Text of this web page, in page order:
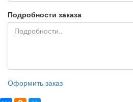
Подробности заказа
Оформить заказ